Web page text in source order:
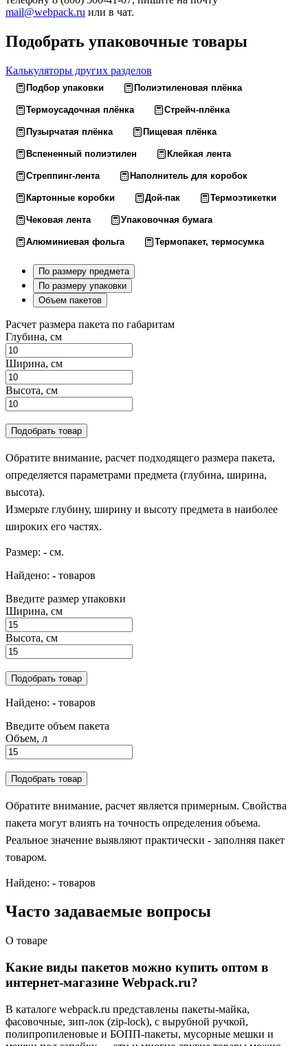
mail@webpack.ru или в чат.
Подобрать упаковочные товары
Калькуляторы других разделов
Подбор упаковки Полиэтиленовая плёнка
Термоусадочная плёнка Стрейч-плёнка
Пузырчатая плёнка Пищевая плёнка
Вспененный полиэтилен Клейкая лента
Стреппинг-лента Наполнитель для коробок
Картонные коробки Дой-пак Термоэтикетки
Чековая лента Упаковочная бумага
Алюминиевая фольга Термопакет, термосумка
По размеру предмета
По размеру упаковки
Объем пакетов
Расчет размера пакета по габаритам
Глубина, см
Ширина, см
Высота, см
Подобрать товар
Обратите внимание, расчет подходящего размера пакета,
определяется параметрами предмета (глубина, ширина,
высота).
Измерьте глубину, ширину и высоту предмета в наиболее
широких его частях.
Размер: - см.
Найдено: - товаров
Введите размер упаковки
Ширина, см
Высота, см
Подобрать товар
Найдено: - товаров
Введите объем пакета
Объем, л
Подобрать товар
Обратите внимание, расчет является примерным. Свойства
пакета могут влиять на точность определения объема.
Реальное значение выявляют практически - заполняя пакет
товаром.
Найдено: - товаров
Часто задаваемые вопросы
О товаре
Какие виды пакетов можно купить оптом в
интернет-магазине Webpack.ru?
В каталоге webpack.ru представлены пакеты-майка,
фасовочные, зип-лок (zip-lock), с вырубной ручкой,
полипропиленовые и БОПП-пакеты, мусорные мешки и